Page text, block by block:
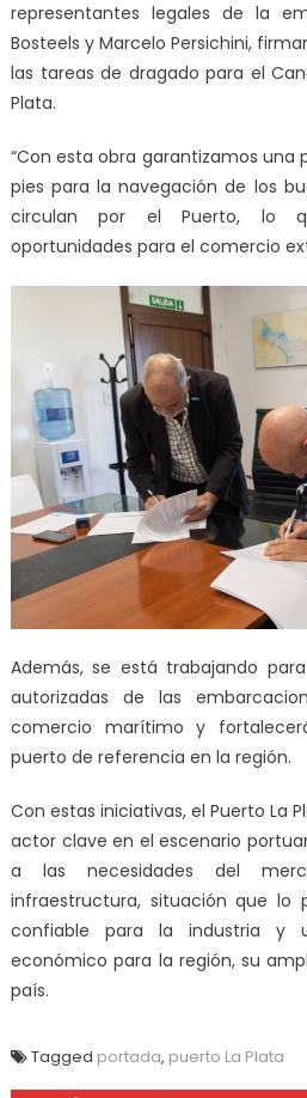
representantes legales de la
Bosteels y Marcelo Persichini,
las tareas de dragado para el
Plata.
“Con esta obra garantizamos
pies para la navegación de los
circulan por el Puerto, lo
oportunidades para el comercio
Además, se está trabajando
autorizadas de las
comercio marítimo y
puerto de referencia en la región.
Con estas iniciativas, el Puerto La
actor clave en el escenario
a las necesidades del
infraestructura, situación que lo
confiable para la industria y
económico para la región, su
país.
Tagged portada, puerto La Plata